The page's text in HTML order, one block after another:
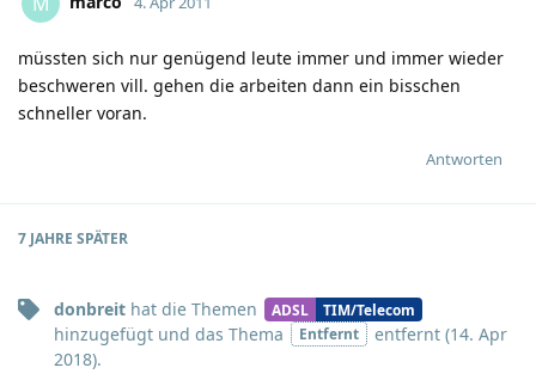
müssten sich nur genügend leute immer und immer wieder
beschweren vill. gehen die arbeiten dann ein bisschen
schneller voran.
Antworten
7 JAHRE SPÄTER
donbreit hat die Themen ADSL TIM/Telecom
hinzugefügt und das Thema Entfernt entfernt (14. Apr
2018).